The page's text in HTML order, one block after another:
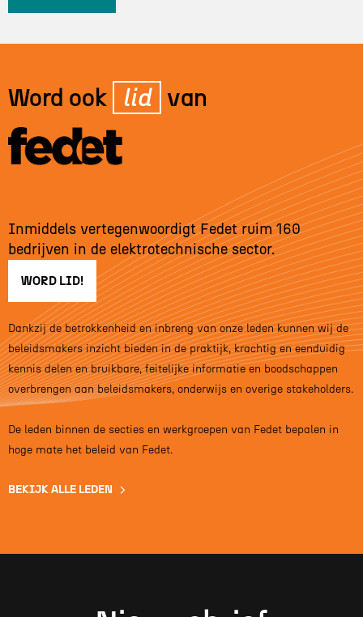
Word ook lid van
Inmiddels vertegenwoordigt Fedet ruim 160
bedrijven in de elektrotechnische sector.
WORD LID!
Dankzij de betrokkenheid en inbreng van onze leden kunnen wij de
beleidsmakers inzicht bieden in de praktijk, krachtig en eenduidig
kennis delen en bruikbare, feitelijke informatie en boodschappen
overbrengen aan beleidsmakers, onderwijs en overige stakeholders.
De leden binnen de secties en werkgroepen van Fedet bepalen in
hoge mate het beleid van Fedet.
BEKIJK ALLE LEDEN